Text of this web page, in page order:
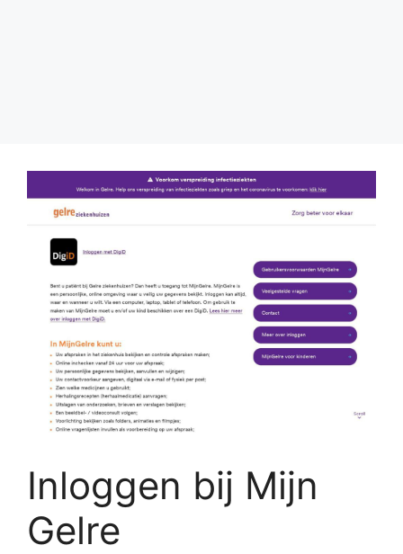
Inloggen bij Mijn
Gelre